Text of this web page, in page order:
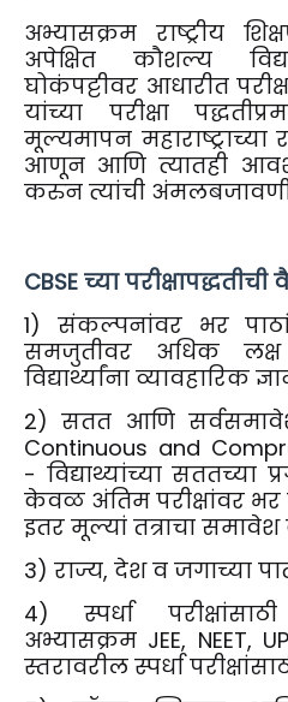
अभ्यासक्रम राष्ट्रीय
अपेक्षित कौशल्य
घोकंपट्टीवर आधारीत
यांच्या परीक्षा
मूल्यमापन महाराष्ट्राच्या
आणून आणि त्यातही
करुन त्यांची
CBSE च्या परीक्षापद्धतीची
1) संकल्पनांवर भर
समजुतीवर अधिक
विद्यार्थ्यांना व्यावहारिक
2) सतत आणि
Continuous and
- विद्याथ्यांच्या सततच्या
केवळ अंतिम परीक्षांवर
इतर मूल्यां तत्राचा
3) राज्य, देश व जगाच्या
4) स्पर्धा
अभ्यासक्रम JEE, NEET,
स्तरावरील स्पर्धा